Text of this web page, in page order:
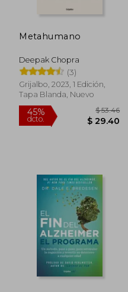
40%
dcto. $ 44.34
Metahumano
Deepak Chopra
(3)
Grijalbo, 2023, 1 Edición,
Tapa Blanda, Nuevo